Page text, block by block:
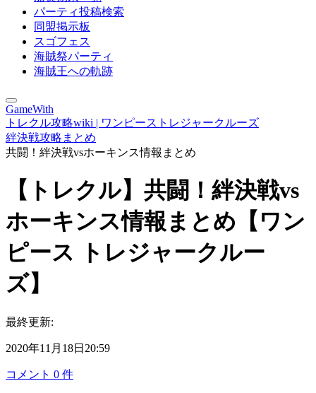
パーティ投稿検索
同盟掲示板
スゴフェス
海賊祭パーティ
海賊王への軌跡
GameWith
トレクル攻略wiki | ワンピーストレジャークルーズ
絆決戦攻略まとめ
共闘！絆決戦vsホーキンス情報まとめ
【トレクル】共闘！絆決戦vs
ホーキンス情報まとめ【ワン
ピース トレジャークルー
ズ】
最終更新:
2020年11月18日20:59
コメント 0 件